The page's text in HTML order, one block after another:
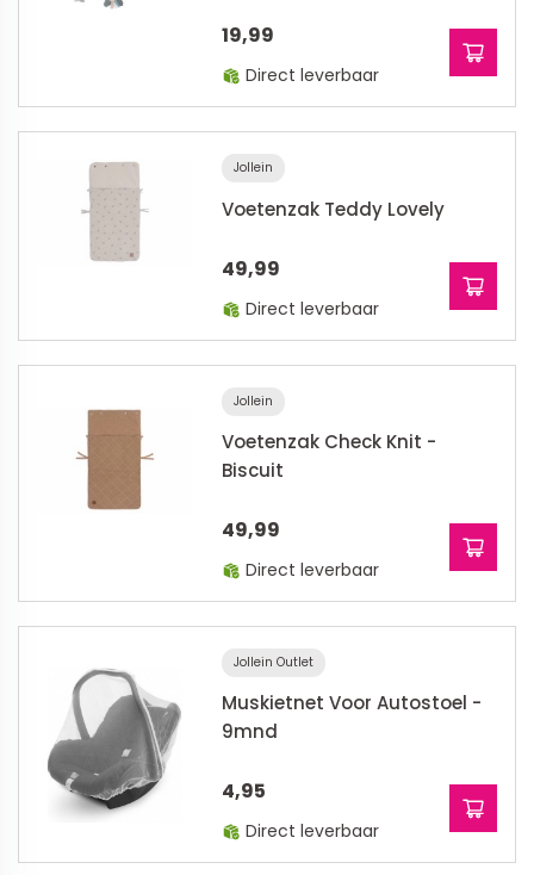
19,99
Direct leverbaar
Jollein
Voetenzak Teddy Lovely
49,99
Direct leverbaar
Jollein
Voetenzak Check Knit -
Biscuit
49,99
Direct leverbaar
Jollein Outlet
Muskietnet Voor Autostoel -
9mnd
4,95
Direct leverbaar